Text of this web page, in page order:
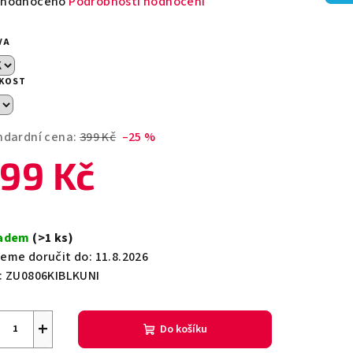
cena: 399 Kč –25 %
Kč
(>1 ks)
doručit do: 11.8.2026
ZU0806KIBLKUNI
+ Do košíku